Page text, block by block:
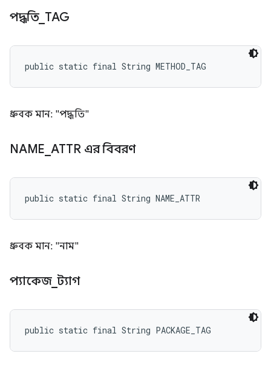
পদ্ধতি_ TAG
public static final String METHOD_TAG
ধ্রুবক মান: "পদ্ধতি"
NAME ATTR এর বিবরণ
public static final String NAME_ATTR
ধ্রুবক মান: "নাম"
প্যাকেজ_ট্যাগ
public static final String PACKAGE_TAG